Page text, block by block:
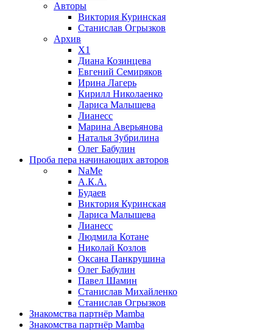
Авторы
Виктория Куринская
Станислав Огрызков
Архив
X1
Диана Козинцева
Евгений Семиряков
Ирина Лагерь
Кирилл Николаенко
Лариса Малышева
Лианесс
Марина Аверьянова
Наталья Зубрилина
Олег Бабулин
Проба пера начинающих авторов
NaMe
А.К.А.
Будаев
Виктория Куринская
Лариса Малышева
Лианесс
Людмила Котане
Николай Козлов
Оксана Панкрушина
Олег Бабулин
Павел Шамин
Станислав Михайленко
Станислав Огрызков
Знакомства партнёр Mamba
Знакомства партнёр Mamba